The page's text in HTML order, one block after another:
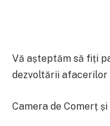
Vă așteptăm să fiți
dezvoltării afacerilor
Camera de Comerț